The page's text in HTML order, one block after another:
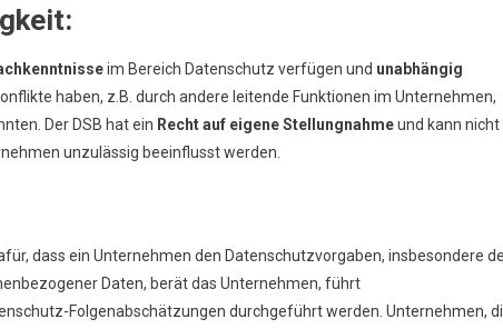
im Bereich Datenschutz verfügen und unabhängig
haben, z.B. durch andere leitende Funktionen im Unternehmen,
Der DSB hat ein Recht auf eigene Stellungnahmeund kann nicht
unzulässig beeinflusst werden.
dass ein Unternehmen den Datenschutzvorgaben, insbesondere
Daten, berät das Unternehmen, führt
Folgenabschätzungen durchgeführt werden. Unternehmen,